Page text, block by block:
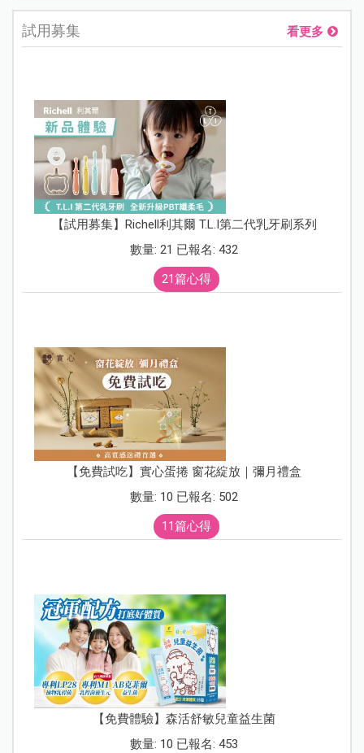
試用募集 看更多
【試用募集】Richell利其爾 T.L.I第二代乳牙刷系列
數量: 21 已報名: 432
21篇心得
【免費試吃】實心蛋捲 窗花綻放｜彌月禮盒
數量: 10 已報名: 502
11篇心得
【免費體驗】森活舒敏兒童益生菌
數量: 10 已報名: 453